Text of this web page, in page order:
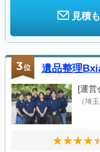
見積
3位 遺品整理
[運営
（埼